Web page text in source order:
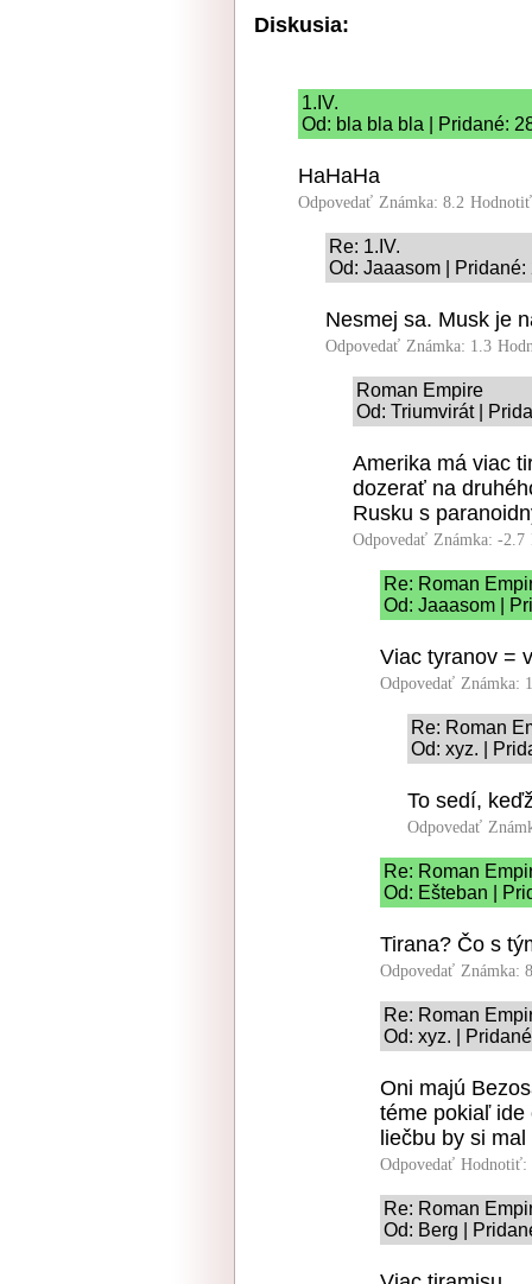
Diskusia:
1.IV.
Od: bla bla bla | Pridané:
HaHaHa
Odpovedať Známka: 8.2
Re: 1.IV.
Od: Jaaasom |
Nesmej sa. Musk je
Odpovedať Známka: 1.3
Roman Empire
Od: Triumvirát |
Amerika má viac
dozerať na
Rusku s
Odpovedať Známka: -2.7
Re: Roman
Od: Jaaasom |
Viac tyranov =
Odpovedať Známka:
Re: Roman
Od: xyz. |
To sedí,
Odpovedať
Re: Roman
Od: Ešteban |
Tirana? Čo s
Odpovedať Známka:
Re: Roman
Od: xyz. |
Oni majú
téme pokiaľ ide
liečbu by si
Odpovedať Hodnotiť:
Re: Roman
Od: Berg |